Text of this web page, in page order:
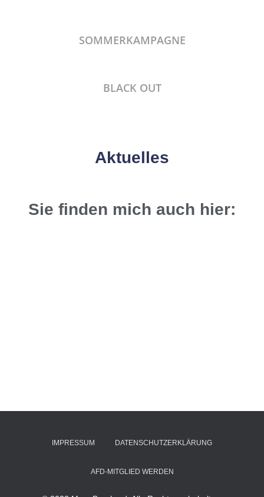
SOMMERKAMPAGNE
BLACK OUT
Aktuelles
Sie finden mich auch hier:
IMPRESSUM DATENSCHUTZERKLÄRUNG
AFD-MITGLIED WERDEN